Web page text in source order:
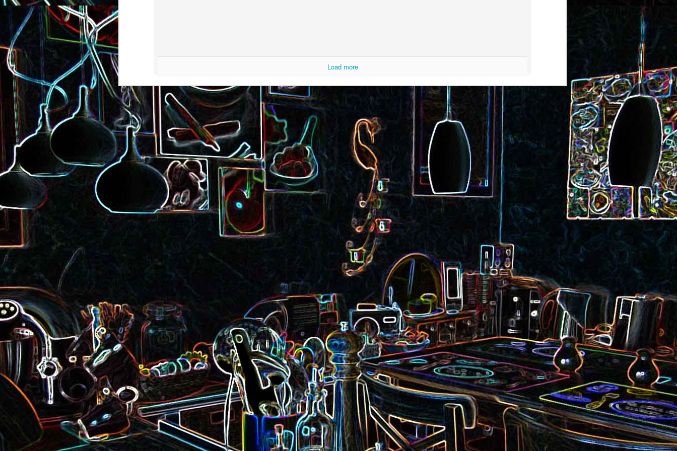
Load more
Tarte amandine
Pizza à la choucroute, aux
lardons et au cumin Crème de poivron aux noix Cake au saucisson sec et aux Cookie géant aux pépites de
chocolat et au miel
Baguette à la raclette, à la
roquette et aux graines de
courge Smoothie aux kiwis et à la
mangue
Gâteau au chocolat et au Pizza aux rillettes et aux Noix de cajou caramélisées
au sésame
Tarte à la pralinoise et aux
noisettes
Colombo de crevettes au lait
de coco Tarte aux pommes, au miel et
aux amandes
Choux de Bruxelles au
chorizo et à la coriandre Quesadillas à la mexicaine
2